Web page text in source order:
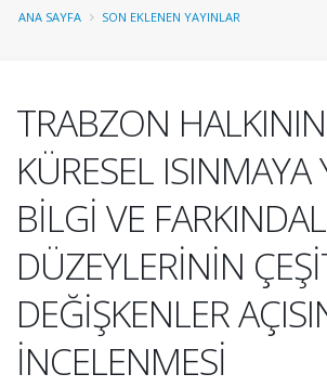
ANA SAYFA SON EKLENEN YAYINLAR
TRABZON HALKININ
KÜRESEL ISINMAYA
BİLGİ VE
DÜZEYLERİNİN
DEĞİŞKENLER
İNCELENMESİ